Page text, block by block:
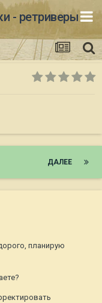
- ретриверы
ДАЛЕЕ
планирую